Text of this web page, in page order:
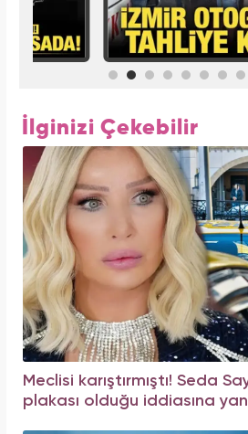
İlginizi Çekebilir
Meclisi karıştırmıştı! Seda
plakası olduğu iddiasına